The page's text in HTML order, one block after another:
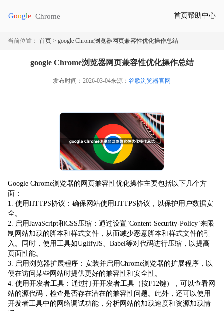
首页帮助中心
当前位置： 首页 > google Chrome浏览器网页兼容性优化操作总结
google Chrome浏览器网页兼容性优化操作总结
发布时间：2026-03-04来源： 谷歌浏览器官网
Google Chrome浏览器的网页兼容性优化操作主要包括以下几个方
面：
1. 使用HTTPS协议：确保网站使用HTTPS协议，以保护用户数据安
全。
2. 启用JavaScript和CSS压缩：通过设置`Content-Security-Policy`来限
制网站加载的脚本和样式文件，从而减少恶意脚本和样式文件的引
入。同时，使用工具如UglifyJS、Babel等对代码进行压缩，以提高
页面性能。
3. 启用浏览器扩展程序：安装并启用Chrome浏览器的扩展程序，以
便在访问某些网站时提供更好的兼容性和安全性。
4. 使用开发者工具：通过打开开发者工具（按F12键），可以查看网
站的源代码，检查是否存在潜在的兼容性问题。此外，还可以使用
开发者工具中的网络调试功能，分析网站的加载速度和资源加载情